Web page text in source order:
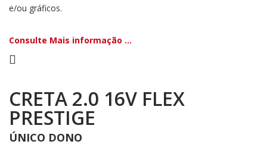
e/ou gráficos.
Consulte Mais informação ...
CRETA 2.0 16V FLEX
PRESTIGE
ÚNICO DONO